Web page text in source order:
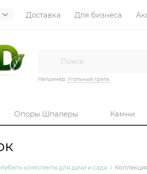
Доставка Для бизнеса
Например: Угольный гриль
Опоры Шпалеры Камни
комплекты для дачи и сада